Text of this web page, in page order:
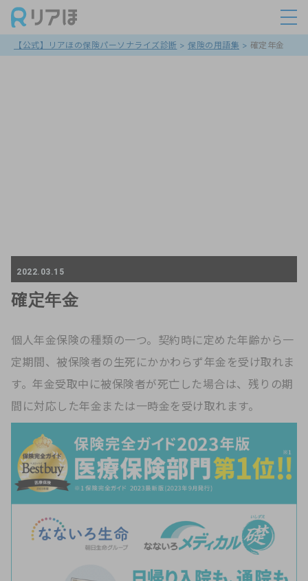
【公式】リアほの保険パーソナライズ診断 > 保険の用語集 > 確定年金
2022.03.15
確定年金
個人年金保険の種類の一つ。契約時に定めた年齢から一
定期間、被保険者の生死にかかわらず年金を受け取れま
す。年金受取中に被保険者が死亡した場合は、残りの期
間に対応した年金または一時金を受け取れます。